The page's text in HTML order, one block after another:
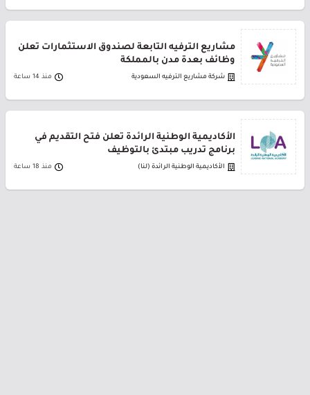
مشاريع الترفيه التابعة لصندوق الاستثمارات تعلن
وظائف بعدة مدن بالمملكة
شركة مشاريع الترفيه السعودية منذ 14 ساعة
الأكاديمية الوطنية الرائدة تعلن فتح التقديم في
برنامج تدريب مبتدئ بالتوظيف
الأكاديمية الوطنية الرائدة (لنا) منذ 18 ساعة